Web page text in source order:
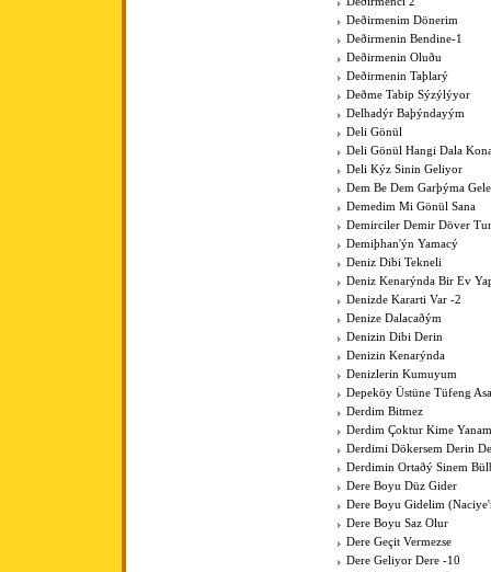
Deðirmenim Dönerim
Deðirmenin Bendine-1
Deðirmenin Oluðu
Deðirmenin Taþlarý
Deðme Tabip Sýzýlýyor
Delhadýr Baþýndayým
Deli Gönül
Deli Gönül Hangi Dala
Deli Kýz Sinin Geliyor
Dem Be Dem Garþýma
Demedim Mi Gönül Sana
Demirciler Demir Döver
Demiþhan'ýn Yamacý
Deniz Dibi Tekneli
Deniz Kenarýnda Bir Ev
Denizde Kararti Var -2
Denize Dalacaðým
Denizin Dibi Derin
Denizin Kenarýnda
Denizlerin Kumuyum
Depeköy Üstüne Tüfeng
Derdim Bitmez
Derdim Çoktur Kime
Derdimi Dökersem Derin
Derdimin Ortaðý Sinem
Dere Boyu Düz Gider
Dere Boyu Gidelim
Dere Boyu Saz Olur
Dere Geçit Vermezse
Dere Geliyor Dere -10